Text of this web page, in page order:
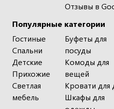
Популярные категории
Гостиные
Спальни
Детские
Прихожие
Светлая
мебель
Буфеты для
посуды
Комоды для
вещей
Кровати для
Шкафы для
Отзывы в